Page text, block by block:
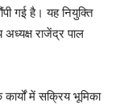
गई है। यह नियुक्ति
राजेंद्र पाल
में सक्रिय भूमिका